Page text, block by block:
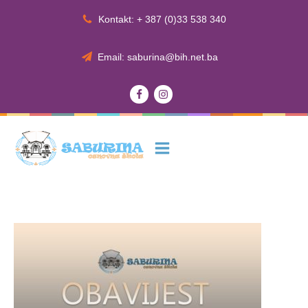
Kontakt: + 387 (0)33 538 340
Email: saburina@bih.net.ba